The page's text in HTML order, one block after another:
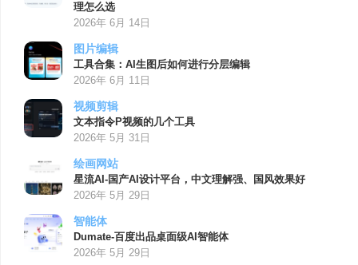
理怎么选
2026年 6月 14日
图片编辑
工具合集：AI生图后如何进行分层编辑
2026年 6月 11日
视频剪辑
文本指令P视频的几个工具
2026年 5月 31日
绘画网站
星流AI-国产AI设计平台，中文理解强、国风效果好
2026年 5月 29日
智能体
Dumate-百度出品桌面级AI智能体
2026年 5月 29日